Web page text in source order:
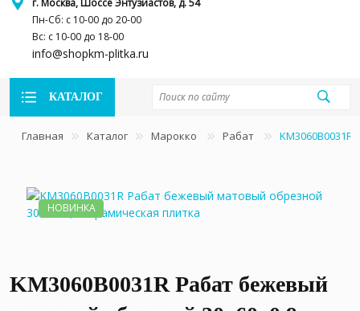
Пн-Сб: с 10-00 до 20-00
Вс: с 10-00 до 18-00
info@shopkm-plitka.ru
КАТАЛОГ
Главная Каталог Марокко Рабат
НОВИНКА
KM3060B0031R Рабат бежевый